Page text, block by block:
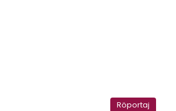
Röportaj